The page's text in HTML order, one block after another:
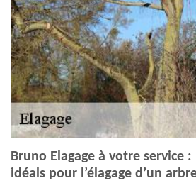
Bruno Elagage à votre service
idéals pour l’élagage d’un